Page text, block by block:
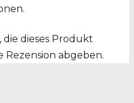
dieses Produkt
abgeben.